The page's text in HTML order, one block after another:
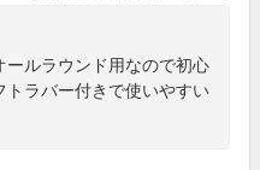
ールラウンド用なので初心
ラバー付きで使いやすい